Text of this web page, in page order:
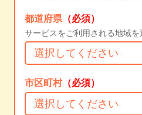
都道府県 （必須）
サービスをご利用される地域を
市区町村（必須）